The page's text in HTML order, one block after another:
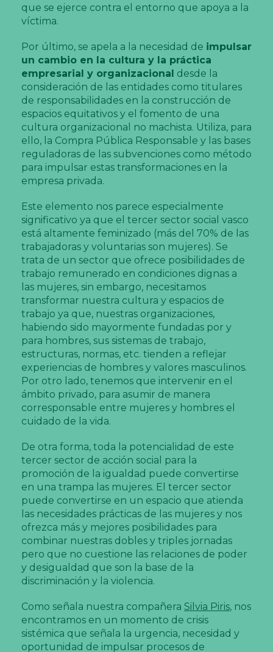
que se ejerce contra el entorno que apoya a la
víctima.
Por último, se apela a la necesidad de impulsar
un cambio en la cultura y la práctica
empresarial y organizacional desde la
consideración de las entidades como titulares
de responsabilidades en la construcción de
espacios equitativos y el fomento de una
cultura organizacional no machista. Utiliza, para
ello, la Compra Pública Responsable y las bases
reguladoras de las subvenciones como método
para impulsar estas transformaciones en la
empresa privada.
Este elemento nos parece especialmente
significativo ya que el tercer sector social vasco
está altamente feminizado (más del 70% de las
trabajadoras y voluntarias son mujeres). Se
trata de un sector que ofrece posibilidades de
trabajo remunerado en condiciones dignas a
las mujeres, sin embargo, necesitamos
transformar nuestra cultura y espacios de
trabajo ya que, nuestras organizaciones,
habiendo sido mayormente fundadas por y
para hombres, sus sistemas de trabajo,
estructuras, normas, etc. tienden a reflejar
experiencias de hombres y valores masculinos.
Por otro lado, tenemos que intervenir en el
ámbito privado, para asumir de manera
corresponsable entre mujeres y hombres el
cuidado de la vida.
De otra forma, toda la potencialidad de este
tercer sector de acción social para la
promoción de la igualdad puede convertirse
en una trampa las mujeres. El tercer sector
puede convertirse en un espacio que atienda
las necesidades prácticas de las mujeres y nos
ofrezca más y mejores posibilidades para
combinar nuestras dobles y triples jornadas
pero que no cuestione las relaciones de poder
y desigualdad que son la base de la
discriminación y la violencia.
Como señala nuestra compañera Silvia Piris, nos
encontramos en un momento de crisis
sistémica que señala la urgencia, necesidad y
oportunidad de impulsar procesos de